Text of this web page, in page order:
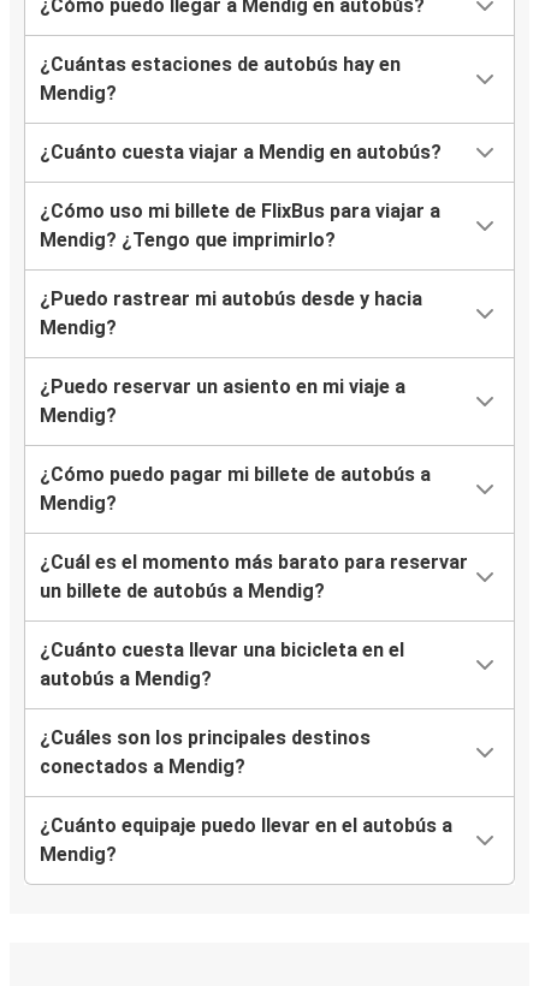
¿Cómo puedo llegar a Mendig en autobús?
¿Cuántas estaciones de autobús hay en
Mendig?
¿Cuánto cuesta viajar a Mendig en autobús?
¿Cómo uso mi billete de FlixBus para viajar a
Mendig? ¿Tengo que imprimirlo?
¿Puedo rastrear mi autobús desde y hacia
Mendig?
¿Puedo reservar un asiento en mi viaje a
Mendig?
¿Cómo puedo pagar mi billete de autobús a
Mendig?
¿Cuál es el momento más barato para reservar
un billete de autobús a Mendig?
¿Cuánto cuesta llevar una bicicleta en el
autobús a Mendig?
¿Cuáles son los principales destinos
conectados a Mendig?
¿Cuánto equipaje puedo llevar en el autobús a
Mendig?